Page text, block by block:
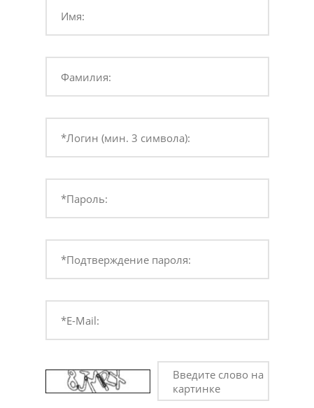
Имя:
Фамилия:
*Логин (мин. 3 символа):
*Пароль:
*Подтверждение пароля:
*E-Mail:
Введите слово на
картинке